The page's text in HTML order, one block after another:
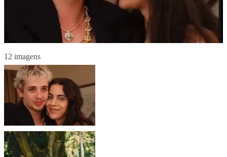
12 imagens